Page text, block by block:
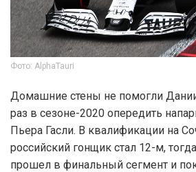
Фото: AlphaTauri
Домашние стены не помогли
раз в сезоне-2020 опередить
Пьера Гасли. В квалификации на
российский гонщик стал 12-м,
прошел в финальный сегмент и